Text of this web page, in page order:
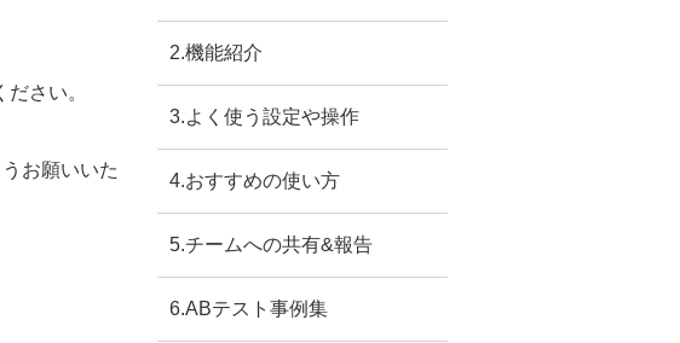
さい。
お願いいた
2.機能紹介
3.よく使う設定や操作
4.おすすめの使い方
5.チームへの共有&報告
6.ABテスト事例集